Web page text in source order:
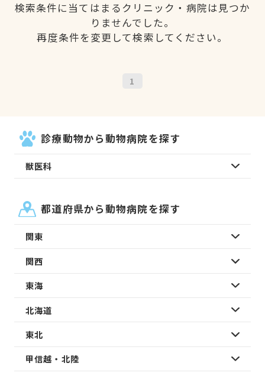
検索条件に当てはまるクリニック・病院は見つか
りませんでした。
再度条件を変更して検索してください。
1
診療動物から動物病院を探す
獣医科
都道府県から動物病院を探す
関東
関西
東海
北海道
東北
甲信越・北陸